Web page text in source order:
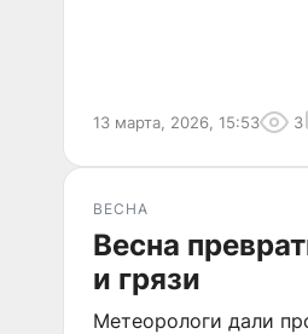
13 марта, 2026, 15:53 3
ВЕСНА
Весна
и грязи
Метеорологи дали